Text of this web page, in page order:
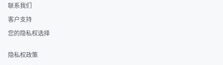
联系我们
客户支持
您的隐私权选择
隐私权政策